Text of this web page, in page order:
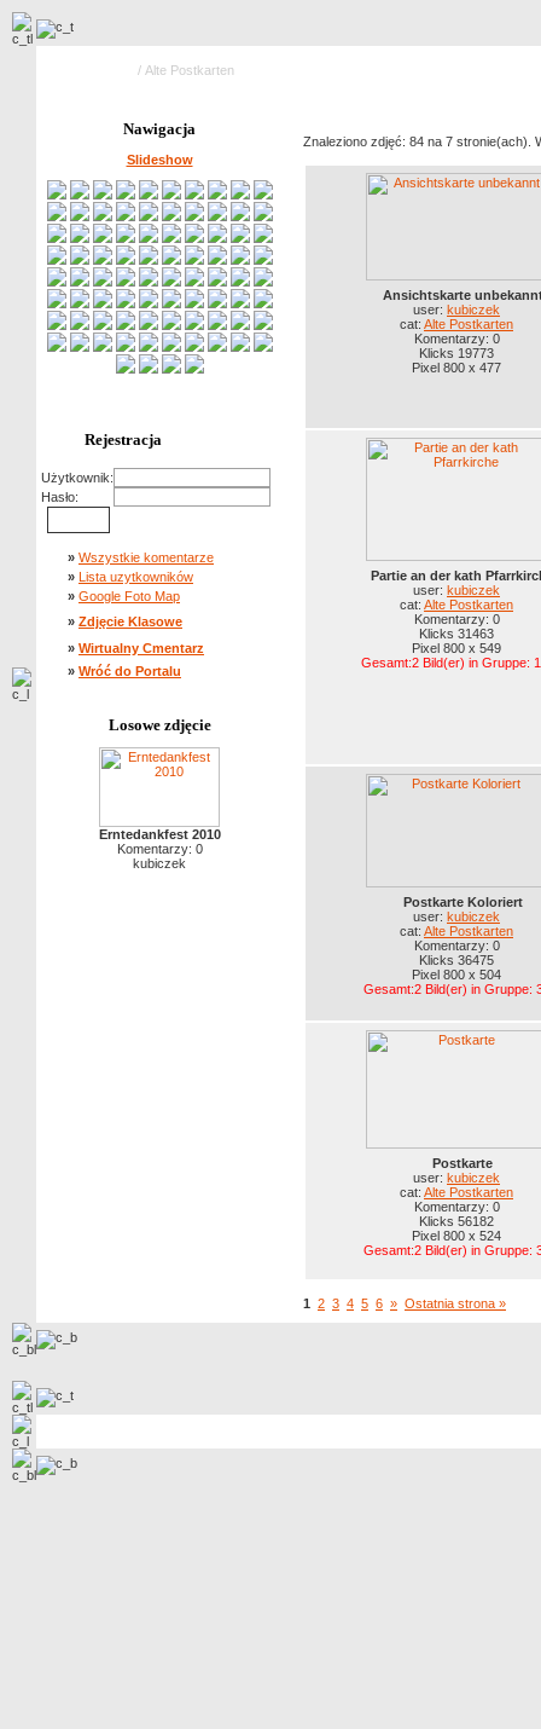
/ Alte Postkarten
Nawigacja
Slideshow
Rejestracja
Użytkownik:
Hasło:
» Wszystkie komentarze
» Lista uzytkowników
» Google Foto Map
» Zdjęcie Klasowe
» Wirtualny Cmentarz
» Wróć do Portalu
Losowe zdjęcie
Erntedankfest 2010
Komentarzy: 0
kubiczek
Znaleziono zdjęć: 84 na 7 stronie(ach).
Ansichtskarte
user: kubiczek
cat: Alte Postkarten
Komentarzy: 0
Klicks 19773
Pixel 800 x 477
Partie an der kath
user: kubiczek
cat: Alte Postkarten
Komentarzy: 0
Klicks 31463
Pixel 800 x 549
Gesamt:2 Bild(er) in Gruppe:
Postkarte Koloriert
user: kubiczek
cat: Alte Postkarten
Komentarzy: 0
Klicks 36475
Pixel 800 x 504
Gesamt:2 Bild(er) in Gruppe:
Postkarte
user: kubiczek
cat: Alte Postkarten
Komentarzy: 0
Klicks 56182
Pixel 800 x 524
Gesamt:2 Bild(er) in Gruppe:
1 2 3 4 5 6 » Ostatnia strona »